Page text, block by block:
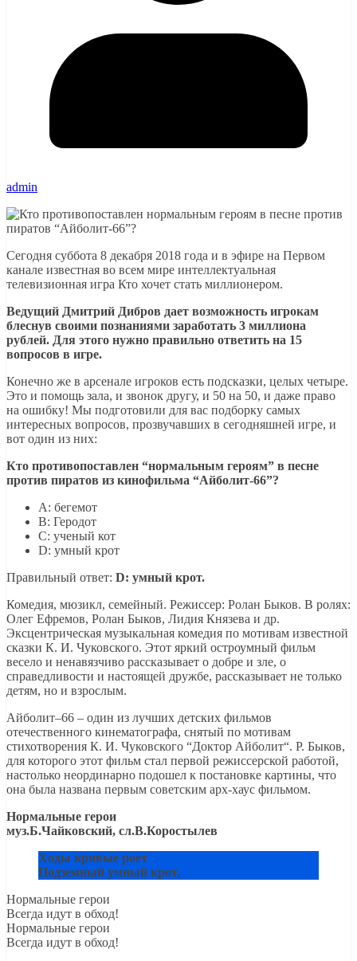
admin
Сегодня суббота 8 декабря 2018 года и в эфире на Первом
канале известная во всем мире интеллектуальная
телевизионная игра Кто хочет стать миллионером.
Ведущий Дмитрий Дибров дает возможность игрокам
блеснув своими познаниями заработать 3 миллиона
рублей. Для этого нужно правильно ответить на 15
вопросов в игре.
Конечно же в арсенале игроков есть подсказки, целых четыре.
Это и помощь зала, и звонок другу, и 50 на 50, и даже право
на ошибку! Мы подготовили для вас подборку самых
интересных вопросов, прозвучавших в сегодняшней игре, и
вот один из них:
Кто противопоставлен “нормальным героям” в песне
против пиратов из кинофильма “Айболит-66”?
A: бегемот
B: Геродот
C: ученый кот
D: умный крот
Правильный ответ: D: умный крот.
Комедия, мюзикл, семейный. Режиссер: Ролан Быков. В ролях:
Олег Ефремов, Ролан Быков, Лидия Князева и др.
Эксцентрическая музыкальная комедия по мотивам известной
сказки К. И. Чуковского. Этот яркий остроумный фильм
весело и ненавязчиво рассказывает о добре и зле, о
справедливости и настоящей дружбе, рассказывает не только
детям, но и взрослым.
Айболит–66 – один из лучших детских фильмов
отечественного кинематографа, снятый по мотивам
стихотворения К. И. Чуковского “Доктор Айболит“. Р. Быков,
для которого этот фильм стал первой режиссерской работой,
настолько неординарно подошел к постановке картины, что
она была названа первым советским арх-хаус фильмом.
Нормальные герои
муз.Б.Чайковский, сл.В.Коростылев
Ходы кривые роет
Подземный умный крот.
Нормальные герои
Всегда идут в обход!
Нормальные герои
Всегда идут в обход!